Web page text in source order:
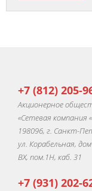
+7 (812) 205-
Акционерное
«Сетевая компания
198096, г. Санкт-
ул. Корабельная,
ВХ, пом.1Н, каб. 31
+7 (931) 202-